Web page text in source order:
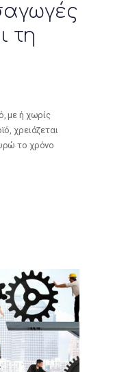
τη
με ή χωρίς
χρειάζεται
το χρόνο